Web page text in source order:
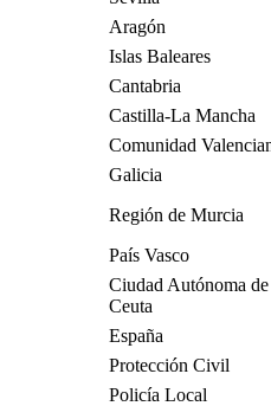
Aragón
Islas Baleares
Cantabria
Castilla-La Mancha
Comunidad
Galicia
Región de Murcia
País Vasco
Ciudad Autónoma de
Ceuta
España
Protección Civil
Policía Local